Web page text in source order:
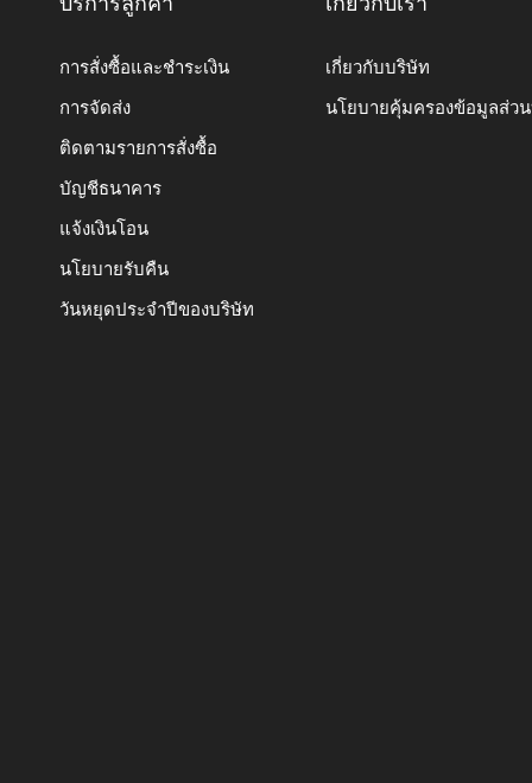
การสั่งซื้อและชำระเงิน
การจัดส่ง
ติดตามรายการสั่งซื้อ
บัญชีธนาคาร
แจ้งเงินโอน
นโยบายรับคืน
วันหยุดประจำปีของบริษัท
เกี่ยวกับบริษัท
นโยบายคุ้มครองข้อมูลส่ว